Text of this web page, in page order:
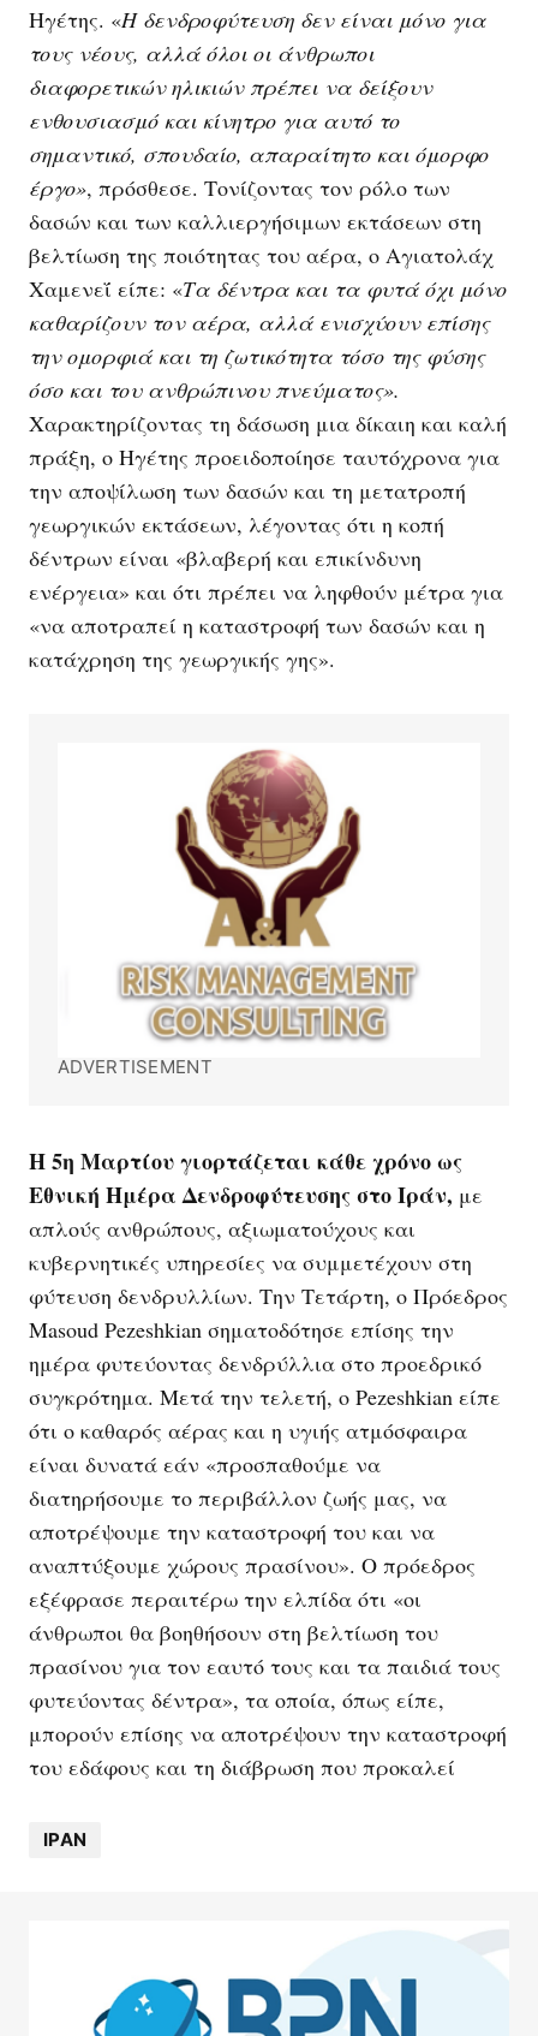
Ηγέτης. «Η δενδροφύτευση δεν είναι μόνο για
τους νέους, αλλά όλοι οι άνθρωποι
διαφορετικών ηλικιών πρέπει να δείξουν
ενθουσιασμό και κίνητρο για αυτό το
σημαντικό, σπουδαίο, απαραίτητο και όμορφο
έργο», πρόσθεσε. Τονίζοντας τον ρόλο των
δασών και των καλλιεργήσιμων εκτάσεων στη
βελτίωση της ποιότητας του αέρα, ο Αγιατολάχ
Χαμενεΐ είπε: «Τα δέντρα και τα φυτά όχι μόνο
καθαρίζουν τον αέρα, αλλά ενισχύουν επίσης
την ομορφιά και τη ζωτικότητα τόσο της φύσης
όσο και του ανθρώπινου πνεύματος».
Χαρακτηρίζοντας τη δάσωση μια δίκαιη και καλή
πράξη, ο Ηγέτης προειδοποίησε ταυτόχρονα για
την αποψίλωση των δασών και τη μετατροπή
γεωργικών εκτάσεων, λέγοντας ότι η κοπή
δέντρων είναι «βλαβερή και επικίνδυνη
ενέργεια» και ότι πρέπει να ληφθούν μέτρα για
«να αποτραπεί η καταστροφή των δασών και η
κατάχρηση της γεωργικής γης».
ADVERTISEMENT
Η 5η Μαρτίου γιορτάζεται κάθε χρόνο ως
Εθνική Ημέρα Δενδροφύτευσης στο Ιράν, με
απλούς ανθρώπους, αξιωματούχους και
κυβερνητικές υπηρεσίες να συμμετέχουν στη
φύτευση δενδρυλλίων. Την Τετάρτη, ο Πρόεδρος
Masoud Pezeshkian σηματοδότησε επίσης την
ημέρα φυτεύοντας δενδρύλλια στο προεδρικό
συγκρότημα. Μετά την τελετή, ο Pezeshkian είπε
ότι ο καθαρός αέρας και η υγιής ατμόσφαιρα
είναι δυνατά εάν «προσπαθούμε να
διατηρήσουμε το περιβάλλον ζωής μας, να
αποτρέψουμε την καταστροφή του και να
αναπτύξουμε χώρους πρασίνου». Ο πρόεδρος
εξέφρασε περαιτέρω την ελπίδα ότι «οι
άνθρωποι θα βοηθήσουν στη βελτίωση του
πρασίνου για τον εαυτό τους και τα παιδιά τους
φυτεύοντας δέντρα», τα οποία, όπως είπε,
μπορούν επίσης να αποτρέψουν την καταστροφή
του εδάφους και τη διάβρωση που προκαλεί
ΙΡΑΝ